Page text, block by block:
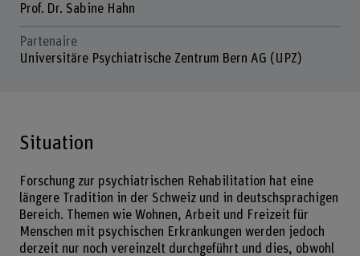
Prof. Dr. Sabine Hahn
Partenaire
Universitäre Psychiatrische Zentrum Bern AG (UPZ)
Situation
Forschung zur psychiatrischen Rehabilitation hat eine
längere Tradition in der Schweiz und in deutschsprachigen
Bereich. Themen wie Wohnen, Arbeit und Freizeit für
Menschen mit psychischen Erkrankungen werden jedoch
derzeit nur noch vereinzelt durchgeführt und dies, obwohl